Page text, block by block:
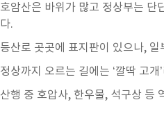
호암산은 바위가 많고 정상부는 단
다.
등산로 곳곳에 표지판이 있으나,
정상까지 오르는 길에는 ‘깔딱 고
산행 중 호압사, 한우물, 석구상 등